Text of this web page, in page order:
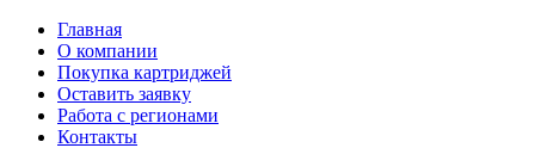
Главная
О компании
Покупка картриджей
Оставить заявку
Работа с регионами
Контакты